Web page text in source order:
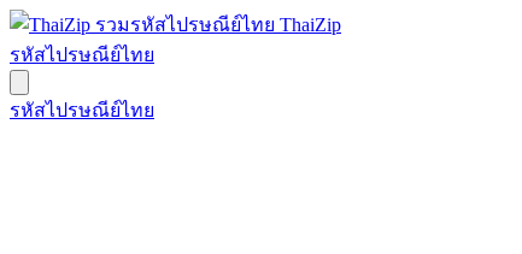
ThaiZip
รหัสไปรษณีย์ไทย
รหัสไปรษณีย์ไทย